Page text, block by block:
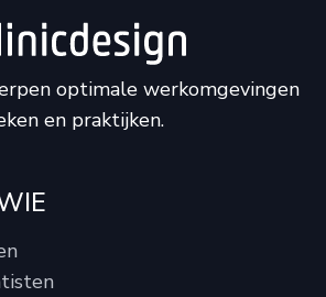
optimale werkomgevingen
en praktijken.